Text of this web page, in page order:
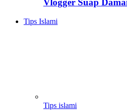
Vlogger Suap
Tips Islami
Tips islami